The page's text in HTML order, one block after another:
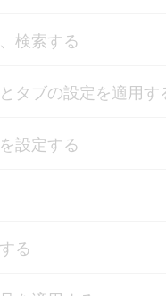
検索する
タブの設定を適用す
設定する
る